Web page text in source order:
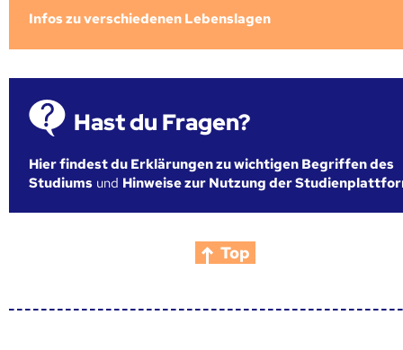
Infos zu verschiedenen Lebenslagen
Hast du Fragen?
Hier findest du Erklärungen zu wichtigen Begriffen des
Studiums und Hinweise zur Nutzung der
Top